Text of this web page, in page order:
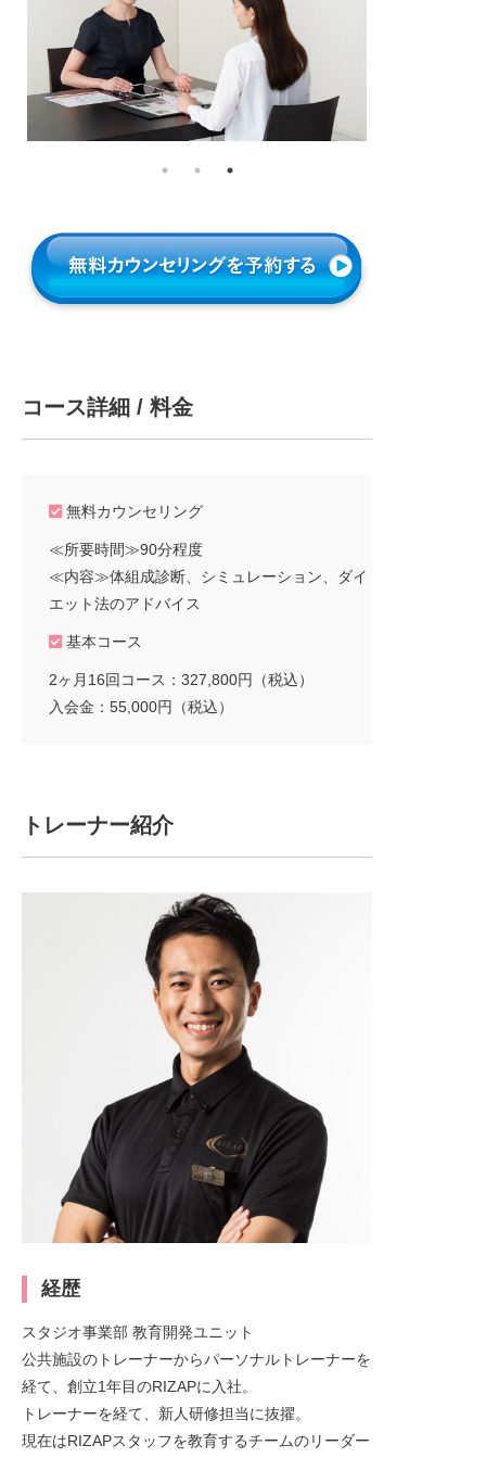
コース詳細 / 料金
無料カウンセリング
≪所要時間≫90分程度
≪内容≫体組成診断、シミュレーション、ダイ
エット法のアドバイス
基本コース
2ヶ月16回コース：327,800円（税込）
入会金：55,000円（税込）
トレーナー紹介
経歴
スタジオ事業部 教育開発ユニット
公共施設のトレーナーからパーソナルトレーナーを
経て、創立1年目のRIZAPに入社。
トレーナーを経て、新人研修担当に抜擢。
現在はRIZAPスタッフを教育するチームのリーダー